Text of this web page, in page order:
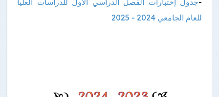
-جدول إختبارات الفصل الدراسي الأول للدراسات العليا
للعام الجامعي 2024 - 2025